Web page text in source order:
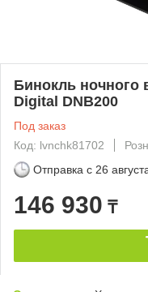
Бинокль ночного
Digital DNB200
Под заказ
Код: lvnchk81702
Отправка с 26
146 930 ₸